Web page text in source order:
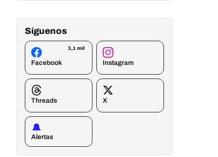
Síguenos
3,1 mil
Facebook Instagram
Threads X
Alertas